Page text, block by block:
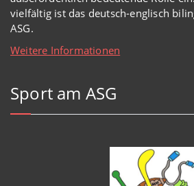
vielfältig ist das deutsch-englisch
ASG.
Weitere Informationen
Sport am ASG